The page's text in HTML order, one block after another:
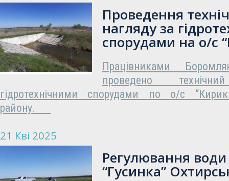
Проведення
нагляду за
спорудами на о/с
Працівниками
проведено
гідротехнічними спорудами по о/с
району.
21 Кві 2025
Регулювання
“Гусинка”